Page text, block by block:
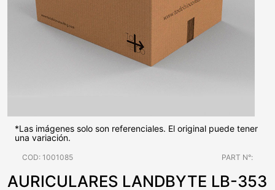
*Las imágenes solo son referenciales. El original puede tener
una variación.
COD: 1001085 PART N°:
AURICULARES LANDBYTE LB-353